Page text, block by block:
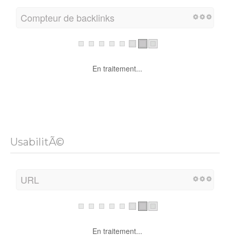
Compteur de backlinks
En traitement...
UsabilitÃ©
URL
En traitement...